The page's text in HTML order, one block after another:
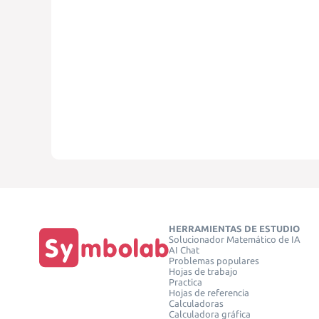
HERRAMIENTAS DE ESTUDIO
Solucionador Matemático de IA
AI Chat
Problemas populares
Hojas de trabajo
Practica
Hojas de referencia
Calculadoras
Calculadora gráfica